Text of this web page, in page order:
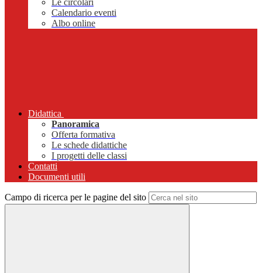
Le circolari
Calendario eventi
Albo online
Didattica
Panoramica
Offerta formativa
Le schede didattiche
I progetti delle classi
Contatti
Documenti utili
Campo di ricerca per le pagine del sito